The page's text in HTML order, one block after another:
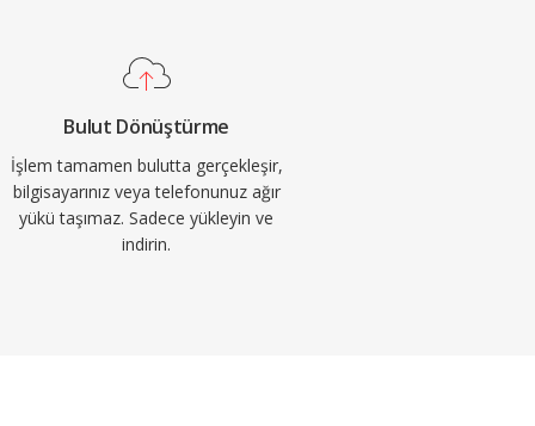
Bulut Dönüştürme
İşlem tamamen bulutta gerçekleşir,
bilgisayarınız veya telefonunuz ağır
yükü taşımaz. Sadece yükleyin ve
indirin.